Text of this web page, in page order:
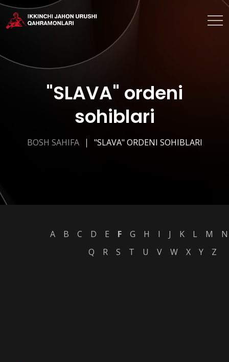
"SLAVA" ordeni
sohiblari
BOSH SAHIFA "SLAVA" ORDENI SOHIBLARI
A B C D E F G H I J K L M
N
Q
R S T U V W X Y Z